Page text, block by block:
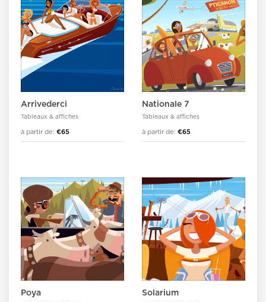
Arrivederci
Tableaux & affiches
à partir de: €65
Nationale 7
Tableaux & affiches
à partir de: €65
Poya Solarium